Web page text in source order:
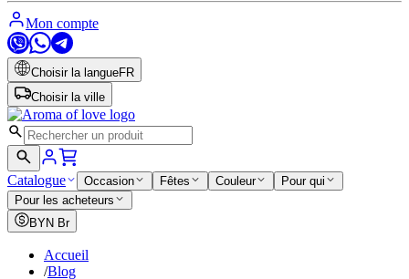
Mon compte
Choisir la langueFR
Choisir la ville
Catalogue Occasion Fêtes Couleur
Pour qui
Pour les acheteurs
BYN Br
Accueil
/Blog